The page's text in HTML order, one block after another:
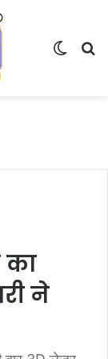
का
ने